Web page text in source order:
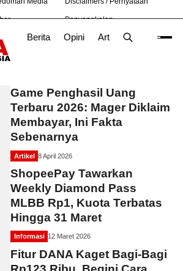
Penyangkalan
Berita Opini Artikel
Ekonomi Informasi Nasional
Game Penghasil Uang
Terbaru 2026: Mager Diklaim
Membayar, Ini Fakta
Sebenarnya
Artikel 8 April 2026
ShopeePay Tawarkan
Weekly Diamond Pass
MLBB Rp1, Kuota Terbatas
Hingga 31 Maret
Informasi 12 Maret 2026
Fitur DANA Kaget Bagi-Bagi